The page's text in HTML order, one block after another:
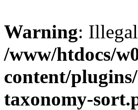
Warning:
/www/htdocs/
content/
taxonomy-